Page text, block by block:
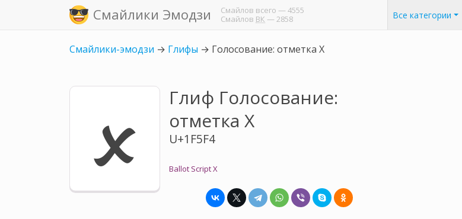
Смайлики Эмодзи Смайлов всего — 4555
Смайлов ВК — 2858 Все категории
Смайлики-эмодзи → Глифы → Голосование: отметка X
🗴
Глиф Голосование:
отметка X
U+1F5F4
Ballot Script X